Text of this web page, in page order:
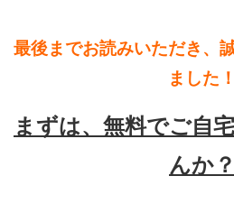
最後までお読みいただき、
ました！
まずは、無料でご自
んか？